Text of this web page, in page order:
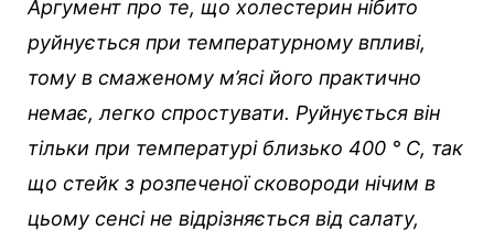
Аргумент про те, що холестерин нібито
руйнується при температурному впливі,
тому в смаженому м’ясі його практично
немає, легко спростувати. Руйнується він
тільки при температурі близько 400 ° С, так
що стейк з розпеченої сковороди нічим в
цьому сенсі не відрізняється від салату,